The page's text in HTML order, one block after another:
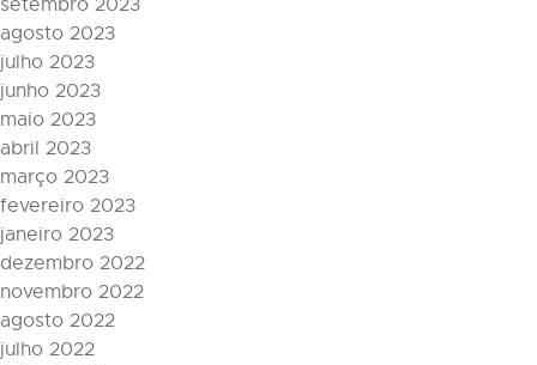
setembro 2023
agosto 2023
julho 2023
junho 2023
maio 2023
abril 2023
março 2023
fevereiro 2023
janeiro 2023
dezembro 2022
novembro 2022
agosto 2022
julho 2022